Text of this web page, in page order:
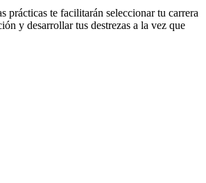
prácticas te facilitarán seleccionar tu carrera
y desarrollar tus destrezas a la vez que